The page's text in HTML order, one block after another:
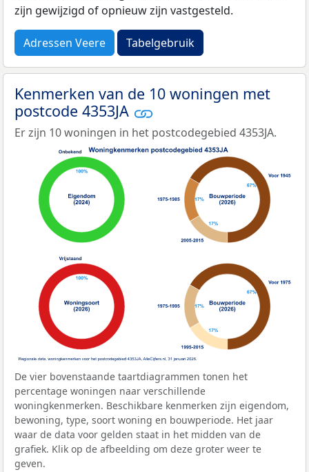
zijn gewijzigd of opnieuw zijn vastgesteld.
Adressen Veere Tabelgebruik
Kenmerken van de 10 woningen met
postcode 4353JA
Er zijn 10 woningen in het postcodegebied 4353JA.
De vier bovenstaande taartdiagrammen tonen het
percentage woningen naar verschillende
woningkenmerken. Beschikbare kenmerken zijn eigendom,
bewoning, type, soort woning en bouwperiode. Het jaar
waar de data voor gelden staat in het midden van de
grafiek. Klik op de afbeelding om deze groter weer te
geven.